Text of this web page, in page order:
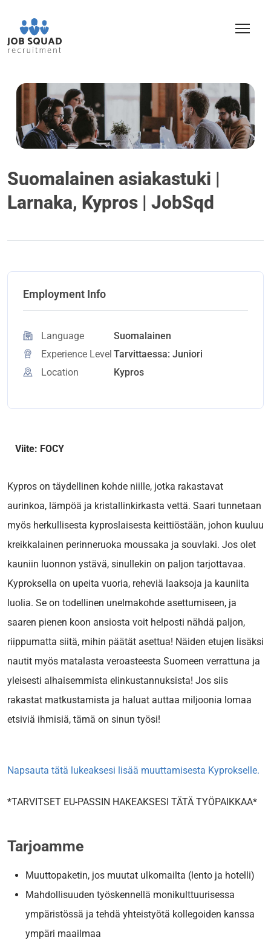
Suomalainen asiakastuki |
Larnaka, Kypros | JobSqd
Employment Info
Language
Suomalainen
Experience Level Tarvittaessa: Juniori
Location
Kypros
Viite: FOCY
Kypros on täydellinen kohde niille, jotka rakastavat
aurinkoa, lämpöä ja kristallinkirkasta vettä. Saari tunnetaan
myös herkullisesta kyproslaisesta keittiöstään, johon kuuluu
kreikkalainen perinneruoka moussaka ja souvlaki. Jos olet
kauniin luonnon ystävä, sinullekin on paljon tarjottavaa.
Kyproksella on upeita vuoria, reheviä laaksoja ja kauniita
luolia. Se on todellinen unelmakohde asettumiseen, ja
saaren pienen koon ansiosta voit helposti nähdä paljon,
riippumatta siitä, mihin päätät asettua! Näiden etujen lisäksi
nautit myös matalasta veroasteesta Suomeen verrattuna ja
yleisesti alhaisemmista elinkustannuksista! Jos siis
rakastat matkustamista ja haluat auttaa miljoonia lomaa
etsiviä ihmisiä, tämä on sinun työsi!
Napsauta tätä lukeaksesi lisää muuttamisesta Kyprokselle.
*TARVITSET EU-PASSIN HAKEAKSESI TÄTÄ TYÖPAIKKAA*
Tarjoamme
Muuttopaketin, jos muutat ulkomailta (lento ja hotelli)
Mahdollisuuden työskennellä monikulttuurisessa
ympäristössä ja tehdä yhteistyötä kollegoiden kanssa
ympäri maailmaa